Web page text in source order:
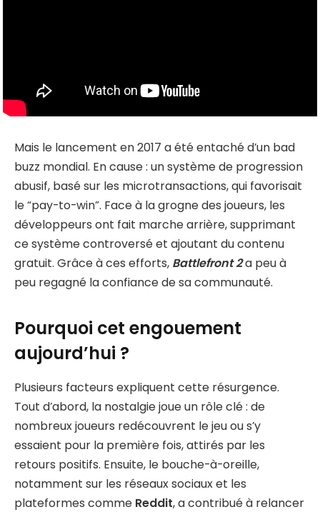
Mais le lancement en 2017 a été entaché d’un bad
buzz mondial. En cause : un système de progression
abusif, basé sur les microtransactions, qui favorisait
le “pay-to-win”. Face à la grogne des joueurs, les
développeurs ont fait marche arrière, supprimant
ce système controversé et ajoutant du contenu
gratuit. Grâce à ces efforts, Battlefront 2a peu à
peu regagné la confiance de sa communauté.
Pourquoi cet engouement
aujourd’hui ?
Plusieurs facteurs expliquent cette résurgence.
Tout d’abord, la nostalgie joue un rôle clé : de
nombreux joueurs redécouvrent le jeu ou s’y
essaient pour la première fois, attirés par les
retours positifs. Ensuite, le bouche-à-oreille,
notamment sur les réseaux sociaux et les
plateformes comme Reddit, a contribué à relancer